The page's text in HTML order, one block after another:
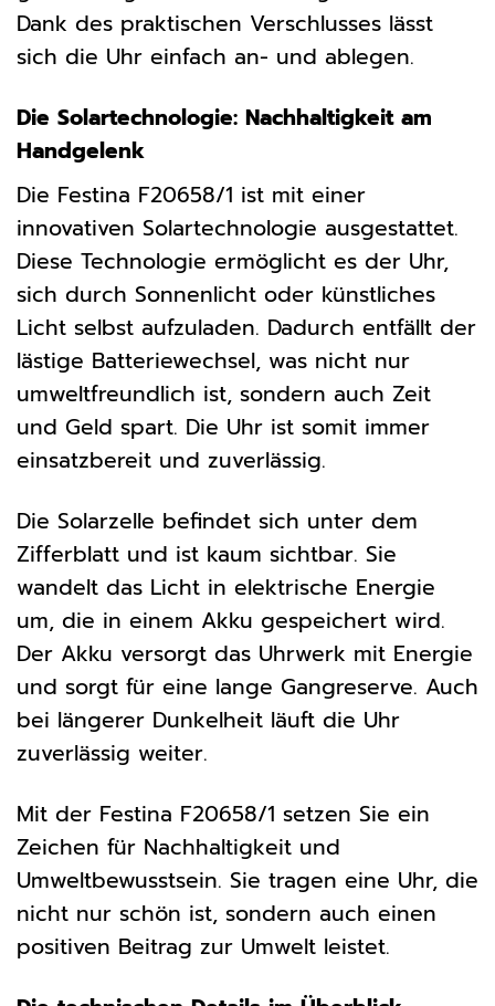
Dank des praktischen Verschlusses lässt
sich die Uhr einfach an- und ablegen.
Die Solartechnologie: Nachhaltigkeit am
Handgelenk
Die Festina F20658/1 ist mit einer
innovativen Solartechnologie ausgestattet.
Diese Technologie ermöglicht es der Uhr,
sich durch Sonnenlicht oder künstliches
Licht selbst aufzuladen. Dadurch entfällt der
lästige Batteriewechsel, was nicht nur
umweltfreundlich ist, sondern auch Zeit
und Geld spart. Die Uhr ist somit immer
einsatzbereit und zuverlässig.
Die Solarzelle befindet sich unter dem
Zifferblatt und ist kaum sichtbar. Sie
wandelt das Licht in elektrische Energie
um, die in einem Akku gespeichert wird.
Der Akku versorgt das Uhrwerk mit Energie
und sorgt für eine lange Gangreserve. Auch
bei längerer Dunkelheit läuft die Uhr
zuverlässig weiter.
Mit der Festina F20658/1 setzen Sie ein
Zeichen für Nachhaltigkeit und
Umweltbewusstsein. Sie tragen eine Uhr, die
nicht nur schön ist, sondern auch einen
positiven Beitrag zur Umwelt leistet.